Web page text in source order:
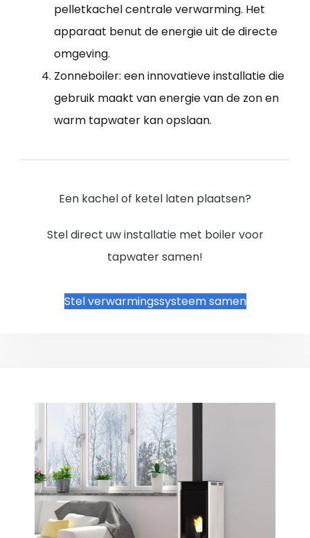
pelletkachel centrale verwarming. Het
apparaat benut de energie uit de directe
omgeving.
Zonneboiler: een innovatieve installatie die
gebruik maakt van energie van de zon en
warm tapwater kan opslaan.
Een kachel of ketel laten plaatsen?
Stel direct uw installatie met boiler voor
tapwater samen!
Stel verwarmingssysteem samen